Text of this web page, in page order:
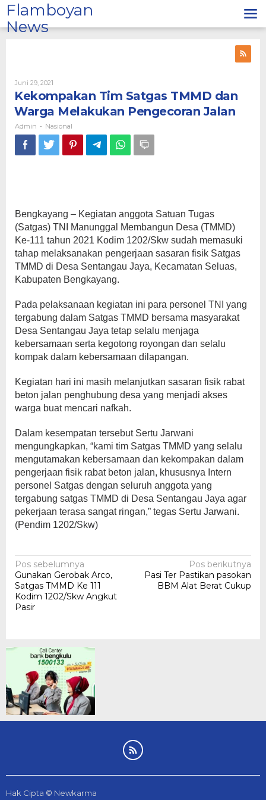
Lewati
ke
konten
Flamboyan
News
Juni 29, 2021
Kekompakan Tim Satgas TMMD dan
Warga Melakukan Pengecoran Jalan
Admin - Nasional
Bengkayang – Kegiatan anggota Satuan Tugas
(Satgas) TNI Manunggal Membangun Desa (TMMD)
Ke-111 tahun 2021 Kodim 1202/Skw sudah memasuki
tahap melaksanakan pengerjaan sasaran fisik Satgas
TMMD di Desa Sentangau Jaya, Kecamatan Seluas,
Kabupaten Bengkayang.
Pada pelaksanaan kegiatan ini para personel TNI yang
tergabung dalam Satgas TMMD bersama masyarakat
Desa Sentangau Jaya tetap selalu menjaga
kebersamaan serta kegotong royongan dan selalu
kompak dalam kebersamaan dilapangan.
Kegiatan hari ini masih melanjutkan sasaran fisik rabat
beton jalan penghubung desa yang menjadi akses
warga buat mencari nafkah.
Dalam kesempatan tersebut Sertu Jarwani
mengungkapkan, “kami tim Satgas TMMD yang selalu
mengutamakan kebersamaan dan kekompakan dalam
pengerjaan fisik rabat beton jalan, khususnya Intern
personel Satgas dengan seluruh anggota yang
tergabung satgas TMMD di Desa Sentangau Jaya agar
pekerjaan terasa sangat ringan,” tegas Sertu Jarwani.
(Pendim 1202/Skw)
Navigasi
pos
Pos sebelumnya
Gunakan Gerobak Arco,
Satgas TMMD Ke 111
Kodim 1202/Skw Angkut
Pasir
Pos berikutnya
Pasi Ter Pastikan pasokan
BBM Alat Berat Cukup
Hak Cipta © Newkarma